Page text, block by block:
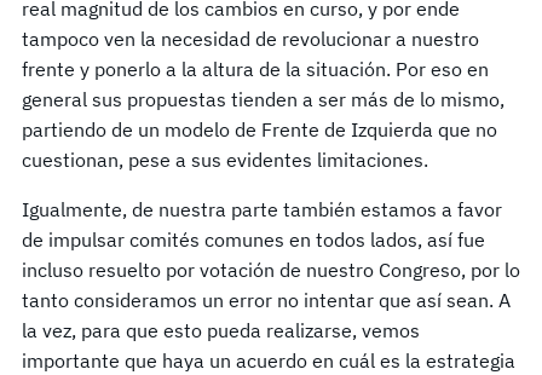
real magnitud de los cambios en curso, y por ende
tampoco ven la necesidad de revolucionar a nuestro
frente y ponerlo a la altura de la situación. Por eso en
general sus propuestas tienden a ser más de lo mismo,
partiendo de un modelo de Frente de Izquierda que no
cuestionan, pese a sus evidentes limitaciones.
Igualmente, de nuestra parte también estamos a favor
de impulsar comités comunes en todos lados, así fue
incluso resuelto por votación de nuestro Congreso, por lo
tanto consideramos un error no intentar que así sean. A
la vez, para que esto pueda realizarse, vemos
importante que haya un acuerdo en cuál es la estrategia